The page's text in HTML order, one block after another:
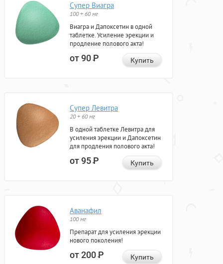
Супер Виагра
100 + 60 мг
Виагра и Дапоксетин в одной
таблетке. Усиление эрекции и
продление полового акта!
от 90Р Купить
Супер Левитра
20 + 60 мг
В одной таблетке Левитра для
усиления эрекции и Дапоксетин
для продления полового акта!
от 95Р Купить
Аванафил
100 мг
Препарат для усиления эрекции
нового поколения!
от 200Р Купить